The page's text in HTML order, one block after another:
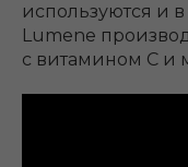
используются и
Lumene
с витамином С и